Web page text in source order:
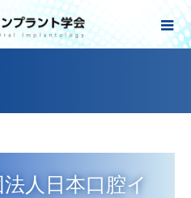
人日本口腔イ